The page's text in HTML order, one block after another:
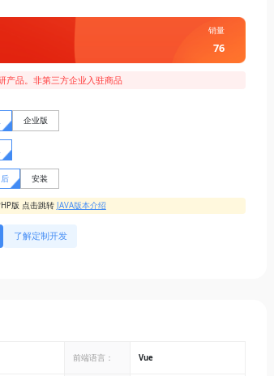
销量
76
产品。非第三方企业入驻商品
企业版
安装
版 点击跳转 JAVA版本介绍
了解定制开发
前端语言： Vue